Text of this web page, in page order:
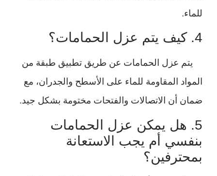
للماء.
4. كيف يتم عزل الحمامات؟
يتم عزل الحمامات عن طريق تطبيق طبقة من
المواد المقاومة للماء على الأسطح والجدران، مع
ضمان أن الاتصالات والفتحات مختومة بشكل جيد.
5. هل يمكن عزل الحمامات
بنفسي أم يجب الاستعانة
بمحترفين؟